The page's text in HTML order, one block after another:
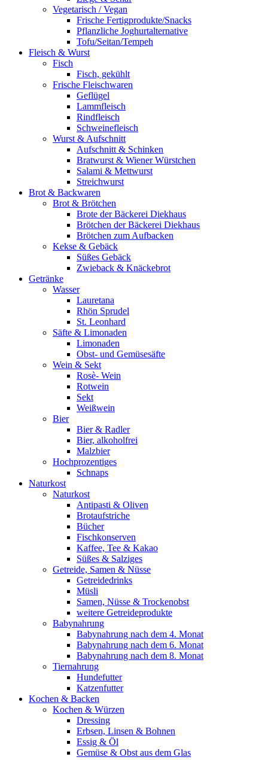
Vegetarisch / Vegan
Frische Fertigprodukte/Snacks
Pflanzliche Joghurtalternative
Tofu/Seitan/Tempeh
Fleisch & Wurst
Fisch
Fisch, gekühlt
Frische Fleischwaren
Geflügel
Lammfleisch
Rindfleisch
Schweinefleisch
Wurst & Aufschnitt
Aufschnitt & Schinken
Bratwurst & Wiener Würstchen
Salami & Mettwurst
Streichwurst
Brot & Backwaren
Brot & Brötchen
Brote der Bäckerei Diekhaus
Brötchen der Bäckerei Diekhaus
Brötchen zum Aufbacken
Kekse & Gebäck
Süßes Gebäck
Zwieback & Knäckebrot
Getränke
Wasser
Lauretana
Rhön Sprudel
St. Leonhard
Säfte & Limonaden
Limonaden
Obst- und Gemüsesäfte
Wein & Sekt
Rosè- Wein
Rotwein
Sekt
Weißwein
Bier
Bier & Radler
Bier, alkoholfrei
Malzbier
Hochprozentiges
Schnaps
Naturkost
Naturkost
Antipasti & Oliven
Brotaufstriche
Bücher
Fischkonserven
Kaffee, Tee & Kakao
Süßes & Salziges
Getreide, Samen & Nüsse
Getreidedrinks
Müsli
Samen, Nüsse & Trockenobst
weitere Getreideprodukte
Babynahrung
Babynahrung nach dem 4. Monat
Babynahrung nach dem 6. Monat
Babynahrung nach dem 8. Monat
Tiernahrung
Hundefutter
Katzenfutter
Kochen & Backen
Kochen & Würzen
Dressing
Erbsen, Linsen & Bohnen
Essig & Öl
Gemüse & Obst aus dem Glas